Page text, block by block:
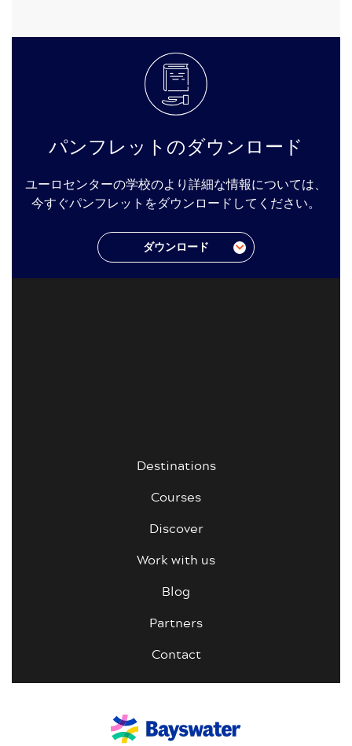
パンフレットのダウンロード
ユーロセンターの学校のより詳細な情報については、
今すぐパンフレットをダウンロードしてください。
ダウンロード
Destinations
Courses
Discover
Work with us
Blog
Partners
Contact